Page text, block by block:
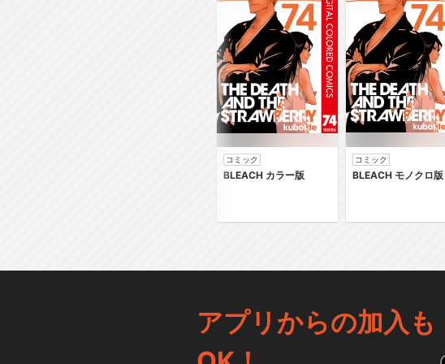
コミック
BLEACH カラー版
コミック
BLEACH モノクロ版
アプリからの加入も